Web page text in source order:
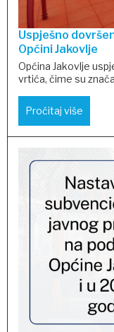
Uspješno
Općini Jakovlje
Općina Jakovlje
vrtića, čime su
Pročitaj više